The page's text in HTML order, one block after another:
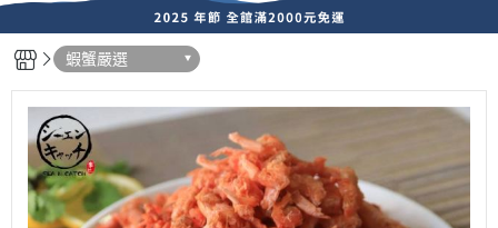
蝦蟹嚴選